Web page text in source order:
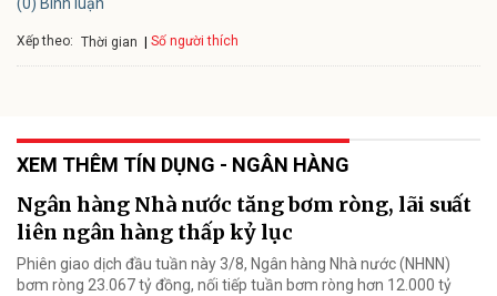
Xếp theo: Thời gian Số người thích
XEM THÊM TÍN DỤNG - NGÂN HÀNG
Ngân hàng Nhà nước tăng bơm ròng, lãi suất
liên ngân hàng thấp kỷ lục
Phiên giao dịch đầu tuần này 3/8, Ngân hàng Nhà nước (NHNN)
bơm ròng 23.067 tỷ đồng, nối tiếp tuần bơm ròng hơn 12.000 tỷ